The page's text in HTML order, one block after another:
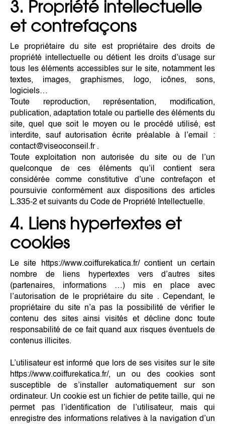
3. Propriété intellectuelle
et contrefaçons
Le propriétaire du site est propriétaire des droits de
propriété intellectuelle ou détient les droits d’usage sur
tous les éléments accessibles sur le site, notamment les
textes, images, graphismes, logo, icônes, sons,
logiciels…
Toute reproduction, représentation, modification,
publication, adaptation totale ou partielle des éléments du
site, quel que soit le moyen ou le procédé utilisé, est
interdite, sauf autorisation écrite préalable à l’email :
contact@viseoconseil.fr .
Toute exploitation non autorisée du site ou de l’un
quelconque de ces éléments qu’il contient sera
considérée comme constitutive d’une contrefaçon et
poursuivie conformément aux dispositions des articles
L.335-2 et suivants du Code de Propriété Intellectuelle.
4. Liens hypertextes et
cookies
Le site https://www.coiffurekatica.fr/ contient un certain
nombre de liens hypertextes vers d’autres sites
(partenaires, informations …) mis en place avec
l’autorisation de le propriétaire du site . Cependant, le
propriétaire du site n’a pas la possibilité de vérifier le
contenu des sites ainsi visités et décline donc toute
responsabilité de ce fait quand aux risques éventuels de
contenus illicites.
L’utilisateur est informé que lors de ses visites sur le site
https://www.coiffurekatica.fr/, un ou des cookies sont
susceptible de s’installer automatiquement sur son
ordinateur. Un cookie est un fichier de petite taille, qui ne
permet pas l’identification de l’utilisateur, mais qui
enregistre des informations relatives à la navigation d’un